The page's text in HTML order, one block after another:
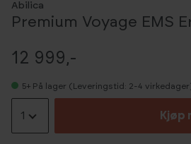
Abilica
Premium Voyage EMS
12 999,-
5+ På lager (Leveringstid: 2-4
1 Kjøp